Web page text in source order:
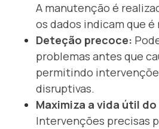
A manutenção é
os dados indicam que é
Deteção precoce:
problemas antes que
permitindo
disruptivas.
Maximiza a vida útil
Intervenções precisas